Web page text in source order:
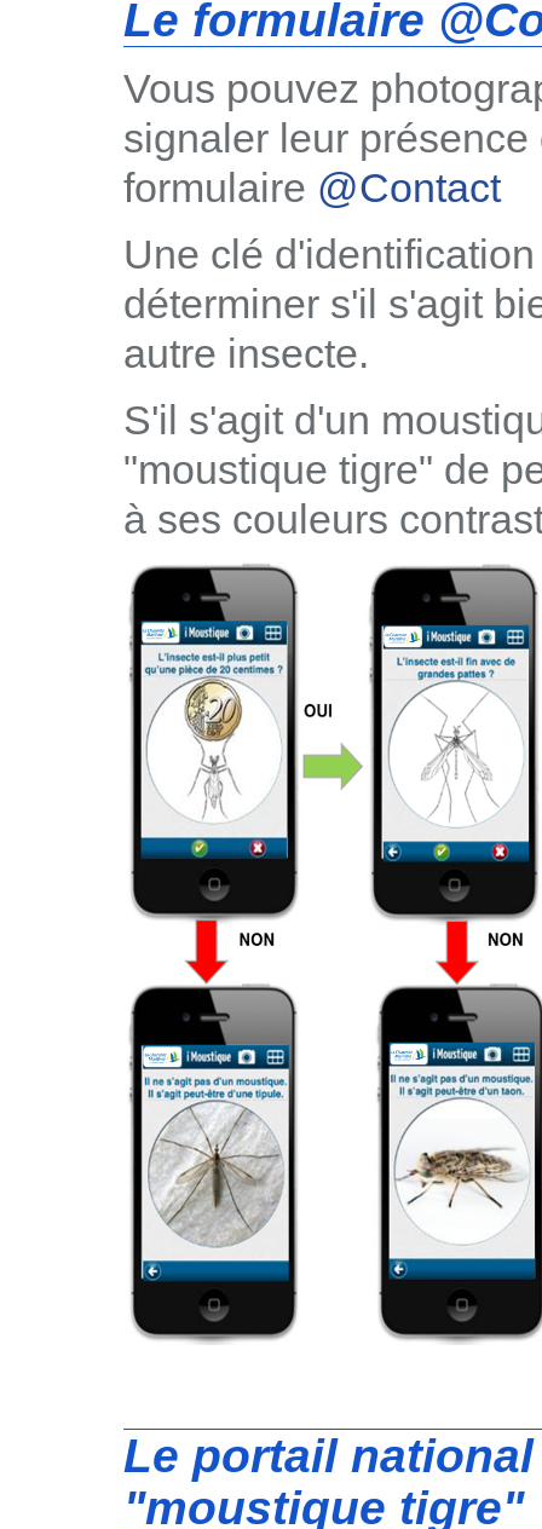
Le formulaire
Vous pouvez
signaler leur
formulaire @Contact
Une clé
déterminer s'il s'agit
autre insecte.
S'il s'agit d'un
"moustique tigre" de
à ses couleurs
Le portail
"moustique tigre"